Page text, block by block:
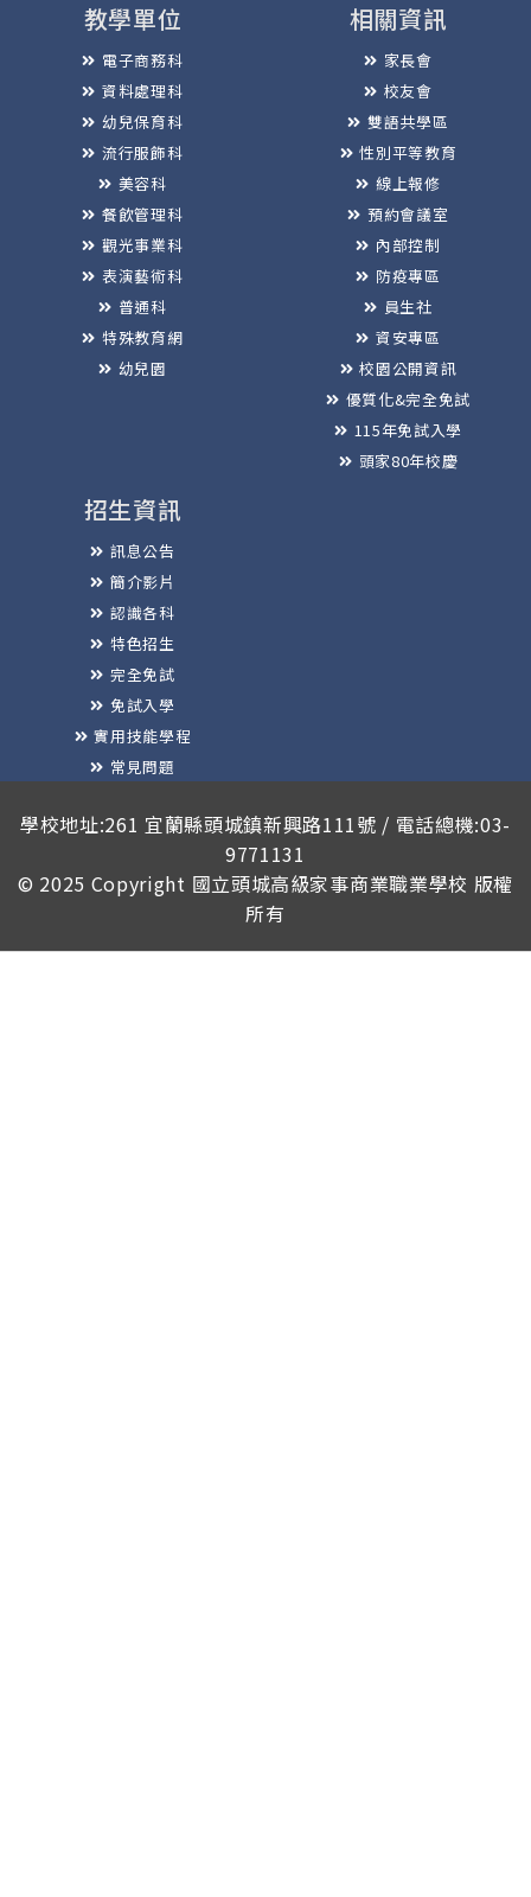
教學單位
電子商務科
資料處理科
幼兒保育科
流行服飾科
美容科
餐飲管理科
觀光事業科
表演藝術科
普通科
特殊教育網
幼兒園
相關資訊
家長會
校友會
雙語共學區
性別平等教育
線上報修
預約會議室
內部控制
防疫專區
員生社
資安專區
校園公開資訊
優質化&完全免試
115年免試入學
頭家80年校慶
招生資訊
訊息公告
簡介影片
認識各科
特色招生
完全免試
免試入學
實用技能學程
常見問題
學校地址:261 宜蘭縣頭城鎮新興路111號 / 電話總機:03-
9771131
© 2025 Copyright 國立頭城高級家事商業職業學校 版權
所有